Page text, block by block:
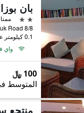
بان
2 نجمتين
ممتاز
8/8 Poonsuk Road, هوا هين, تايلاند
0.1 كيلومتر عن وسط المدينة
واي
100 ﷼
المتوسط
منتجع